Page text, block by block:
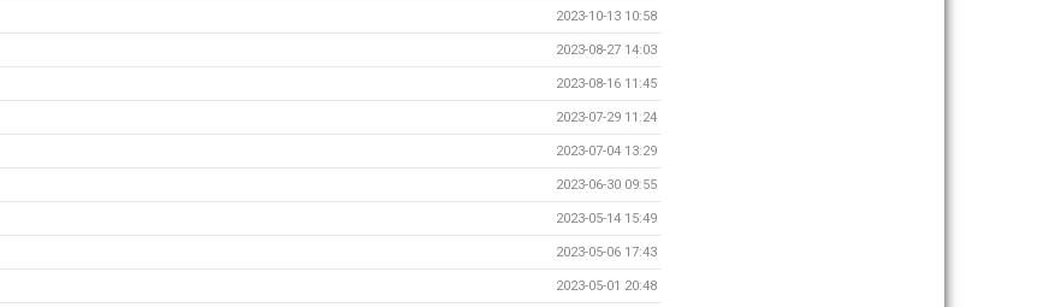
2023-10-13 10:58
2023-08-27 14:03
2023-08-16 11:45
2023-07-29 11:24
2023-07-04 13:29
2023-06-30 09:55
2023-05-14 15:49
2023-05-06 17:43
2023-05-01 20:48